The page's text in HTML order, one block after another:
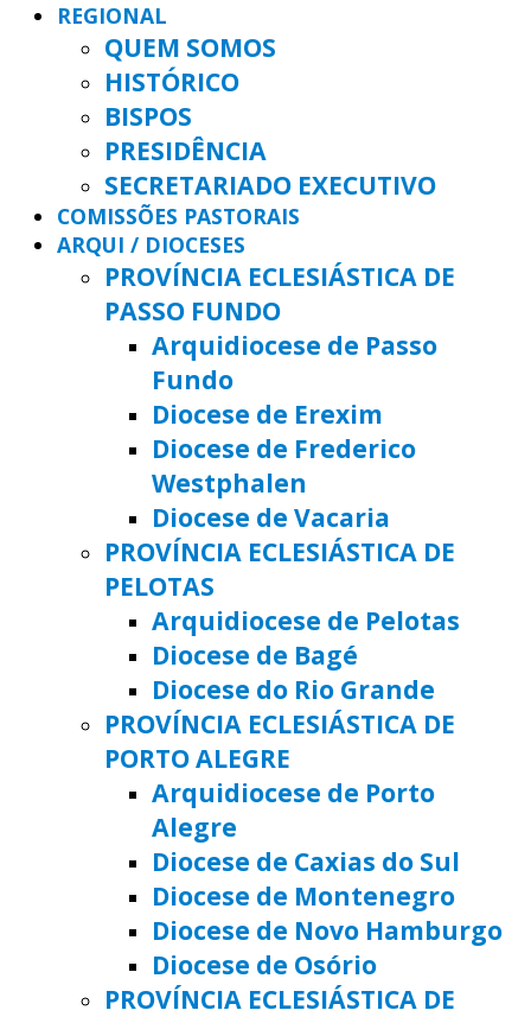
REGIONAL
QUEM SOMOS
HISTÓRICO
BISPOS
PRESIDÊNCIA
SECRETARIADO EXECUTIVO
COMISSÕES PASTORAIS
ARQUI / DIOCESES
PROVÍNCIA ECLESIÁSTICA DE
PASSO FUNDO
Arquidiocese de Passo
Fundo
Diocese de Erexim
Diocese de Frederico
Westphalen
Diocese de Vacaria
PROVÍNCIA ECLESIÁSTICA DE
PELOTAS
Arquidiocese de Pelotas
Diocese de Bagé
Diocese do Rio Grande
PROVÍNCIA ECLESIÁSTICA DE
PORTO ALEGRE
Arquidiocese de Porto
Alegre
Diocese de Caxias do Sul
Diocese de Montenegro
Diocese de Novo Hamburgo
Diocese de Osório
PROVÍNCIA ECLESIÁSTICA DE